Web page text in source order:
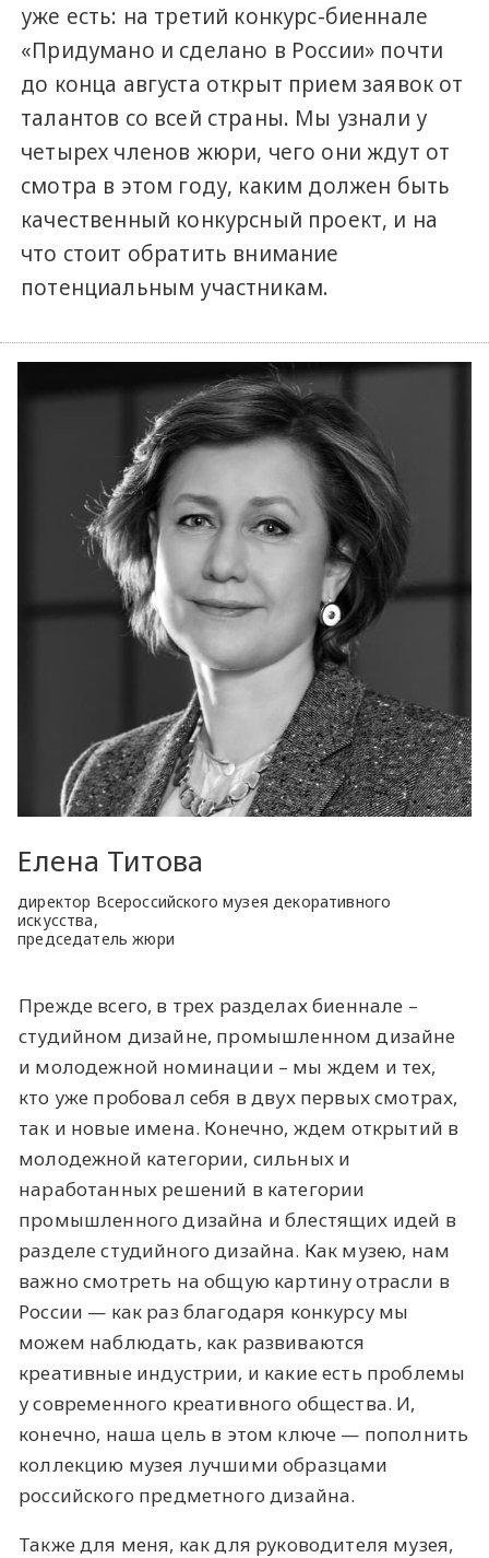
уже есть: на третий конкурс-биеннале
«Придумано и сделано в России» почти
до конца августа открыт прием заявок от
талантов со всей страны. Мы узнали у
четырех членов жюри, чего они ждут от
смотра в этом году, каким должен быть
качественный конкурсный проект, и на
что стоит обратить внимание
потенциальным участникам.
Елена Титова
директор Всероссийского музея декоративного
искусства,
председатель жюри
Прежде всего, в трех разделах биеннале –
студийном дизайне, промышленном дизайне
и молодежной номинации – мы ждем и тех,
кто уже пробовал себя в двух первых смотрах,
так и новые имена. Конечно, ждем открытий в
молодежной категории, сильных и
наработанных решений в категории
промышленного дизайна и блестящих идей в
разделе студийного дизайна. Как музею, нам
важно смотреть на общую картину отрасли в
России — как раз благодаря конкурсу мы
можем наблюдать, как развиваются
креативные индустрии, и какие есть проблемы
у современного креативного общества. И,
конечно, наша цель в этом ключе — пополнить
коллекцию музея лучшими образцами
российского предметного дизайна.
Также для меня, как для руководителя музея,